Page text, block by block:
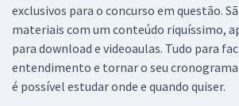
exclusivos para o concurso em questão.
materiais com um conteúdo riquíssimo,
para download e videoaulas. Tudo para
entendimento e tornar o seu
é possível estudar onde e quando quiser.